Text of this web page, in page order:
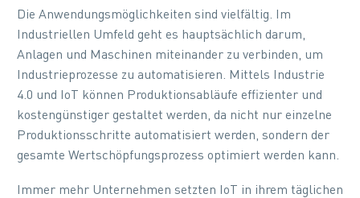
Die Anwendungsmöglichkeiten sind vielfältig. Im
Industriellen Umfeld geht es hauptsächlich darum,
Anlagen und Maschinen miteinander zu verbinden, um
Industrieprozesse zu automatisieren. Mittels Industrie
4.0 und IoT können Produktionsabläufe effizienter und
kostengünstiger gestaltet werden, da nicht nur einzelne
Produktionsschritte automatisiert werden, sondern der
gesamte Wertschöpfungsprozess optimiert werden kann.
Immer mehr Unternehmen setzten IoT in ihrem täglichen